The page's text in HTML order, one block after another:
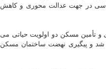
اساسی در جهت عدالت محوری و کاهش
و تأمین مسکن دو اولویت حیاتی می
شد و پیگیری نهضت ساختمان مسکن